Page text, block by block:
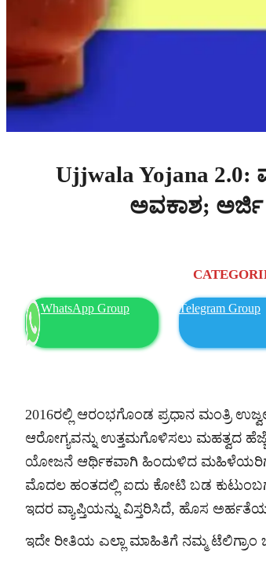
Ujjwala Yojana
ಅವಕಾಶ; ಅರ್ಜಿ
WhatsApp Group Telegram Group
2016ರಲ್ಲಿ ಆರಂಭಗೊಂಡ ಪ್ರಧಾನ ಮಂತ್ರಿ
ಆರೋಗ್ಯವನ್ನು ಉತ್ತಮಗೊಳಿಸಲು ಮಹತ್ವದ
ಯೋಜನೆ ಆರ್ಥಿಕವಾಗಿ ಹಿಂದುಳಿದ
ಮೊದಲ ಹಂತದಲ್ಲಿ ಐದು ಕೋಟಿ ಬಡ
ಇದರ ವ್ಯಾಪ್ತಿಯನ್ನು ವಿಸ್ತರಿಸಿದೆ, ಹೊಸ
ಇದೇ ರೀತಿಯ ಎಲ್ಲಾ ಮಾಹಿತಿಗೆ ನಮ್ಮ